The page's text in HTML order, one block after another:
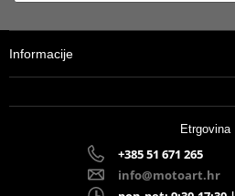
Informacije
Etrgovina
+385 51 671 265
info@motoart.hr